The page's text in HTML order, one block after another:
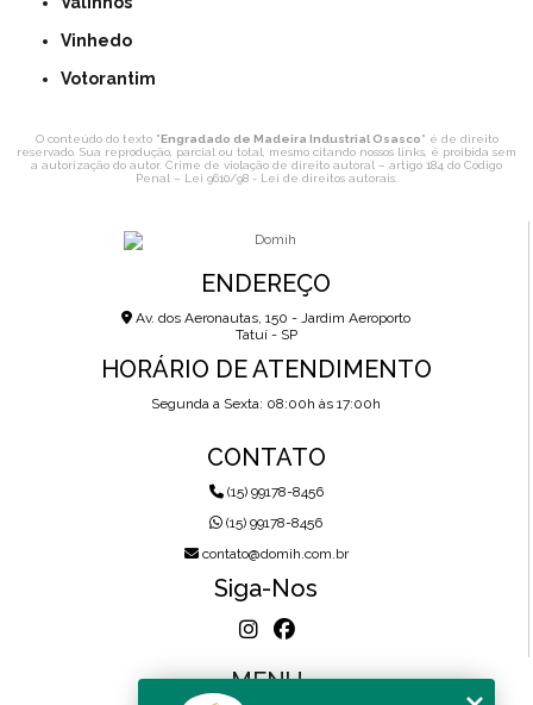
Vinhedo
Votorantim
O conteúdo do texto "Engradado de Madeira Industrial Osasco" é de direito
reservado. Sua reprodução, parcial ou total, mesmo citando nossos links, é proibida sem
a autorização do autor. Crime de violação de direito autoral – artigo 184 do Código
Penal – Lei 9610/98 - Lei de direitos autorais
ENDEREÇO
Av. dos Aeronautas, 150 - Jardim Aeroporto
Tatuí - SP
HORÁRIO DE ATENDIMENTO
Segunda a Sexta: 08:00h às 17:00h
CONTATO
(15) 99178-8456
(15) 99178-8456
contato@domih.com.br
Siga-Nos
MENU